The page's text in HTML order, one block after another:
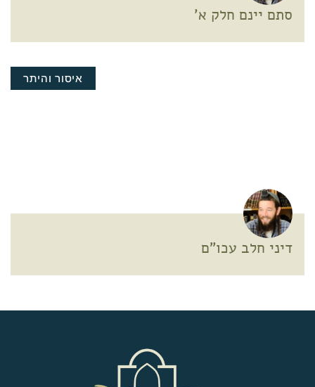
סתם יינם חלק א'
איסור והיתר
דיני חלב עכו"ם